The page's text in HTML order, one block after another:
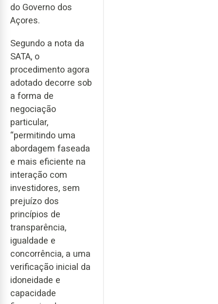
do Governo dos
Açores.
Segundo a nota da
SATA, o
procedimento agora
adotado decorre sob
a forma de
negociação
particular,
“permitindo uma
abordagem faseada
e mais eficiente na
interação com
investidores, sem
prejuízo dos
princípios de
transparência,
igualdade e
concorrência, a uma
verificação inicial da
idoneidade e
capacidade